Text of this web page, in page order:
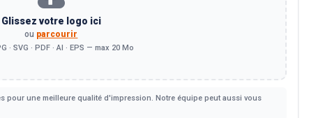
Glissez votre logo ici
ou parcourir
· SVG · PDF · AI · EPS — max 20 Mo
pour une meilleure qualité d'impression. Notre équipe peut aussi vous